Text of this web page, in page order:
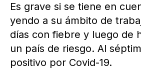
Es grave si se tiene en
yendo a su ámbito de
días con fiebre y luego de
un país de riesgo. Al
positivo por Covid-19.